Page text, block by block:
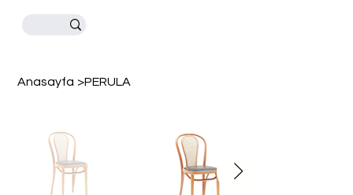
Anasayfa >PERULA